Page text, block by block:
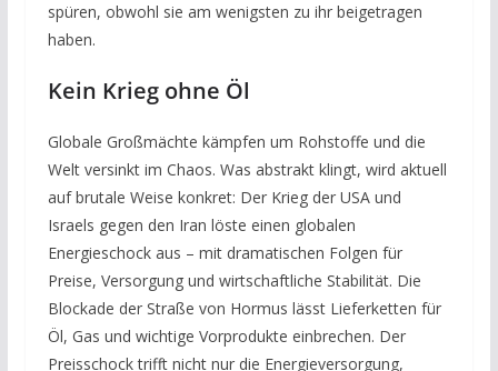
spüren, obwohl sie am wenigsten zu ihr beigetragen
haben.
Kein Krieg ohne Öl
Globale Großmächte kämpfen um Rohstoffe und die
Welt versinkt im Chaos. Was abstrakt klingt, wird aktuell
auf brutale Weise konkret: Der Krieg der USA und
Israels gegen den Iran löste einen globalen
Energieschock aus – mit dramatischen Folgen für
Preise, Versorgung und wirtschaftliche Stabilität. Die
Blockade der Straße von Hormus lässt Lieferketten für
Öl, Gas und wichtige Vorprodukte einbrechen. Der
Preisschock trifft nicht nur die Energieversorgung,